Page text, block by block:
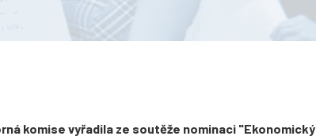
komise vyřadila ze soutěže nominaci "Ekonomický